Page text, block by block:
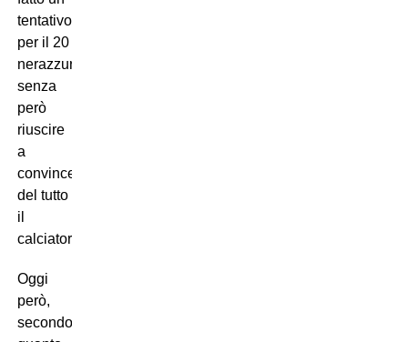
tentativo
per il 20
nerazzurro,
senza
però
riuscire
a
convincere
del tutto
il
calciatore.
Oggi
però,
secondo